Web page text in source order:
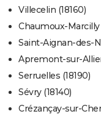
Villecelin (18160)
Chaumoux-Marcilly
Saint-Aignan-des-
Apremont-sur-Allier
Serruelles (18190)
Sévry (18140)
Crézançay-sur-Cher